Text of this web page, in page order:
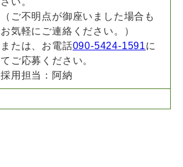
（ご不明点が御座いました場合も
お気軽にご連絡ください。）
または、お電話090-5424-1591に
てご応募ください。
採用担当：阿納